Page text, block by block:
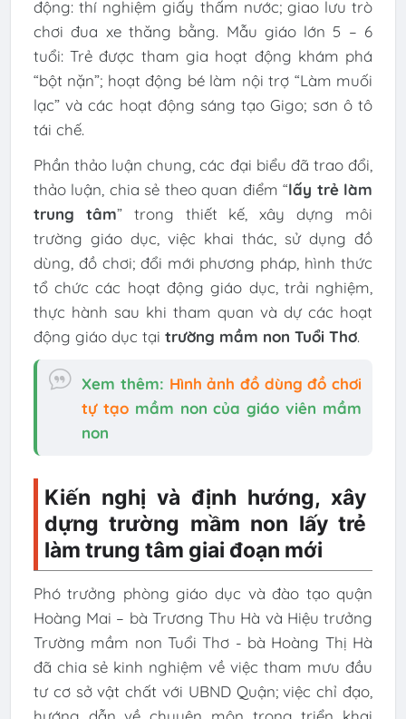
động: thí nghiệm giấy thấm nước; giao lưu trò
chơi đua xe thăng bằng. Mẫu giáo lớn 5 – 6
tuổi: Trẻ được tham gia hoạt động khám phá
“bột nặn”; hoạt động bé làm nội trợ “Làm muối
lạc” và các hoạt động sáng tạo Gigo; sơn ô tô
tái chế.
Phần thảo luận chung, các đại biểu đã trao đổi,
thảo luận, chia sẻ theo quan điểm “lấy trẻ làm
trung tâm” trong thiết kế, xây dựng môi
trường giáo dục, việc khai thác, sử dụng đồ
dùng, đồ chơi; đổi mới phương pháp, hình thức
tổ chức các hoạt động giáo dục, trải nghiệm,
thực hành sau khi tham quan và dự các hoạt
động giáo dục tại trường mầm non Tuổi Thơ.
Xem thêm: Hình ảnh đồ dùng đồ chơi
tự tạo mầm non của giáo viên mầm
non
Kiến nghị và định hướng, xây
dựng trường mầm non lấy trẻ
làm trung tâm giai đoạn mới
Phó trưởng phòng giáo dục và đào tạo quận
Hoàng Mai – bà Trương Thu Hà và Hiệu trưởng
Trường mầm non Tuổi Thơ - bà Hoàng Thị Hà
đã chia sẻ kinh nghiệm về việc tham mưu đầu
tư cơ sở vật chất với UBND Quận; việc chỉ đạo,